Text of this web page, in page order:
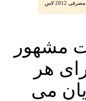
نگروپونته" مدیر این پروژه در نمایشگاه الکترونیکهای مصرفی 2012 لاس
مشهور
هر
می